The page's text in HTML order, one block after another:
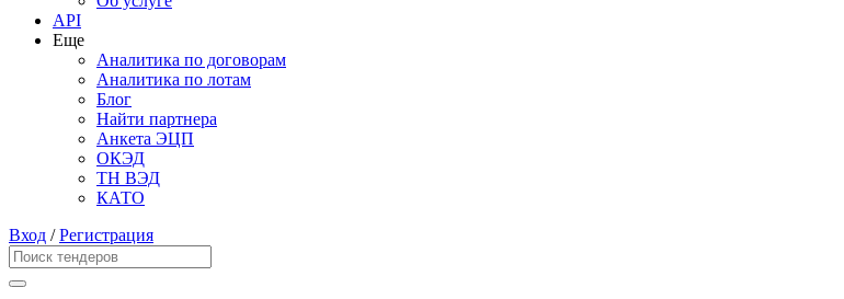
API
Еще
Аналитика по договорам
Аналитика по лотам
Блог
Найти партнера
Анкета ЭЦП
ОКЭД
ТН ВЭД
КАТО
Вход /Регистрация